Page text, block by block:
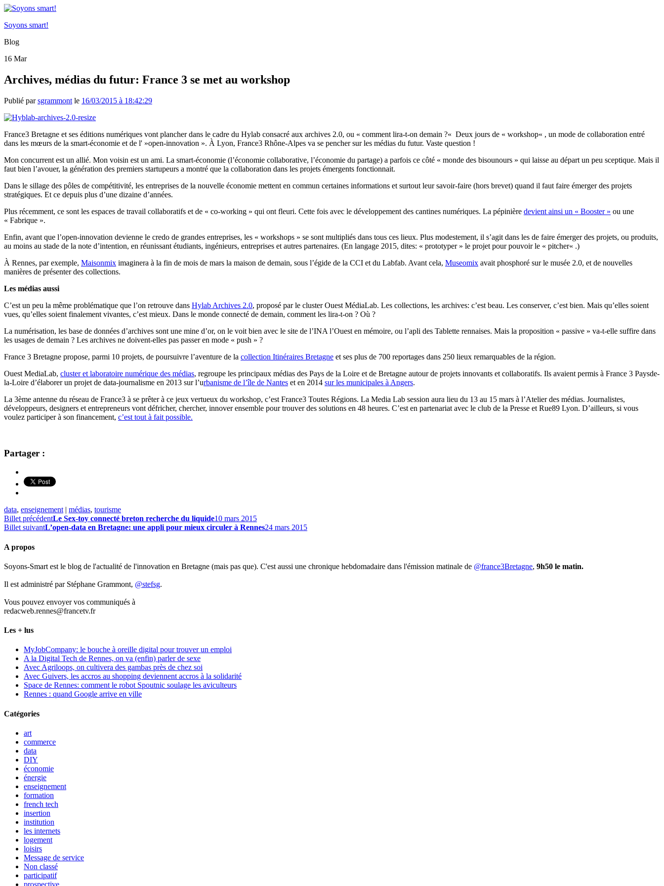
Soyons smart!
Blog
16 Mar
Archives, médias du futur: France 3 se met au workshop
Publié parsgrammont le 16/03/2015 à 18:42:29
France3 Bretagne et ses éditions numériques vont plancher dans le cadre du Hylab consacré aux archives 2.0, ou « comment lira-t-on demain ?« Deux jours de « workshop« , un mode de collaboration entré
dans les mœurs de la smart-économie et de l' »open-innovation ». À Lyon, France3 Rhône-Alpes va se pencher sur les médias du futur. Vaste question !
Mon concurrent est un allié. Mon voisin est un ami. La smart-économie (l’économie collaborative, l’économie du partage) a parfois ce côté « monde des bisounours » qui laisse au départ un peu sceptique. Mais il
faut bien l’avouer, la génération des premiers startupeurs a montré que la collaboration dans les projets émergents fonctionnait.
Dans le sillage des pôles de compétitivité, les entreprises de la nouvelle économie mettent en commun certaines informations et surtout leur savoir-faire (hors brevet) quand il faut faire émerger des projets
stratégiques. Et ce depuis plus d’une dizaine d’années.
Plus récemment, ce sont les espaces de travail collaboratifs et de « co-working » qui ont fleuri. Cette fois avec le développement des cantines numériques. La pépinière devient ainsi un « Booster » ou une
« Fabrique ».
Enfin, avant que l’open-innovation devienne le credo de grandes entreprises, les « workshops » se sont multipliés dans tous ces lieux. Plus modestement, il s’agit dans les de faire émerger des projets, ou produits,
au moins au stade de la note d’intention, en réunissant étudiants, ingénieurs, entreprises et autres partenaires. (En langage 2015, dites: « prototyper» le projet pour pouvoir le « pitcher« .)
À Rennes, par exemple, Maisonmix imaginera à la fin de mois de mars la maison de demain, sous l’égide de la CCI et du Labfab. Avant cela, Museomix avait phosphoré sur le musée 2.0, et de nouvelles
manières de présenter des collections.
Les médias aussi
C’est un peu la même problématique que l’on retrouve dans Hylab Archives 2.0, proposé par le cluster Ouest MédiaLab. Les collections, les archives: c’est beau. Les conserver, c’est bien. Mais qu’elles soient
vues, qu’elles soient finalement vivantes, c’est mieux. Dans le monde connecté de demain, comment les lira-t-on ? Où ?
La numérisation, les base de données d’archives sont une mine d’or, on le voit bien avec le site de l’INA l’Ouest en mémoire, ou l’apli des Tablette rennaises. Mais la proposition « passive » va-t-elle suffire dans
les usages de demain ? Les archives ne doivent-elles pas passer en mode « push » ?
France 3 Bretagne propose, parmi 10 projets, de poursuivre l’aventure de la collection Itinéraires Bretagne et ses plus de 700 reportages dans 250 lieux remarquables de la région.
Ouest MediaLab, cluster et laboratoire numérique des médias, regroupe les principaux médias des Pays de la Loire et de Bretagne autour de projets innovants et collaboratifs. Ils avaient permis à France 3 Paysde-
la-Loire d’élaborer un projet de data-journalisme en 2013 sur l’urbanisme de l’île de Nantes et en 2014 sur les municipales à Angers.
La 3ème antenne du réseau de France3 à se prêter à ce jeux vertueux du workshop, c’est France3 Toutes Régions. La Media Lab session aura lieu du 13 au 15 mars à l’Atelier des médias. Journalistes,
développeurs, designers et entrepreneurs vont défricher, chercher, innover ensemble pour trouver des solutions en 48 heures. C’est en partenariat avec le club de la Presse et Rue89 Lyon. D’ailleurs, si vous
voulez participer à son financement, c’est tout à fait possible.
Partager :
data, enseignement | médias, tourisme
Billet précédentLe Sex-toy connecté breton recherche du liquide10 mars 2015
Billet suivantL’open-data en Bretagne: une appli pour mieux circuler à Rennes24 mars 2015
A propos
Soyons-Smart est le blog de l'actualité de l'innovation en Bretagne (mais pas que). C'est aussi une chronique hebdomadaire dans l'émission matinale de @france3Bretagne, 9h50 le matin.
Il est administré par Stéphane Grammont, @stefsg.
Vous pouvez envoyer vos communiqués à
redacweb.rennes@francetv.fr
Les + lus
MyJobCompany: le bouche à oreille digital pour trouver un emploi
A la Digital Tech de Rennes, on va (enfin) parler de sexe
Avec Agriloops, on cultivera des gambas près de chez soi
Avec Guivers, les accros au shopping deviennent accros à la solidarité
Space de Rennes: comment le robot Spoutnic soulage les aviculteurs
Rennes : quand Google arrive en ville
Catégories
art
commerce
data
DIY
économie
énergie
enseignement
formation
french tech
insertion
institution
les internets
logement
loisirs
Message de service
Non classé
participatif
prospective